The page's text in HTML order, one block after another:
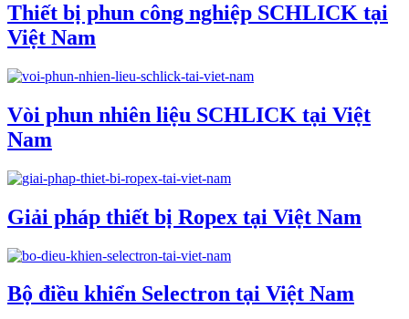
Thiết bị phun công nghiệp SCHLICK tại
Việt Nam
Vòi phun nhiên liệu SCHLICK tại Việt
Nam
Giải pháp thiết bị Ropex tại Việt Nam
Bộ điều khiển Selectron tại Việt Nam